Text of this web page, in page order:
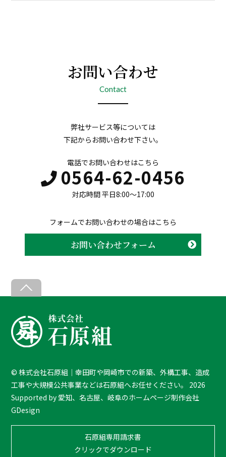
お問い合わせ
Contact
弊社サービス等については
下記からお問い合わせ下さい。
電話でお問い合わせはこちら
0564-62-0456
対応時間 平日8:00〜17:00
フォームでお問い合わせの場合はこちら
お問い合わせフォーム
B
c
k
T
o
p
©株式会社石原組｜幸田町や岡崎市での新築、外構工事、造成
工事や大規模公共事業などは石原組へお任せください。
2026
Supported by 愛知、名古屋、岐阜のホームページ制作会社
GDesign
石原組専用請求書
クリックでダウンロード